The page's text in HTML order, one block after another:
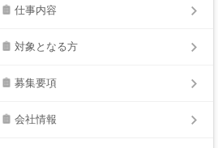
仕事内容
対象となる方
募集要項
会社情報